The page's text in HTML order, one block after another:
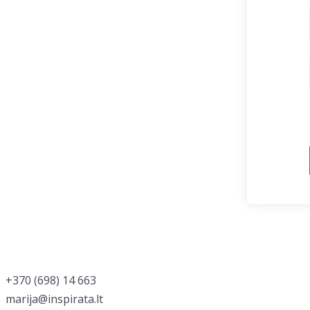
‭+370 (698) 14 663
marija@inspirata.lt